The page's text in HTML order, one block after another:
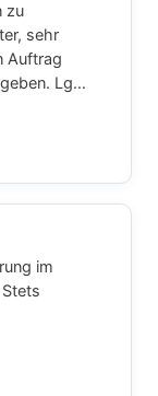
zu
sehr
Auftrag
Lg
im